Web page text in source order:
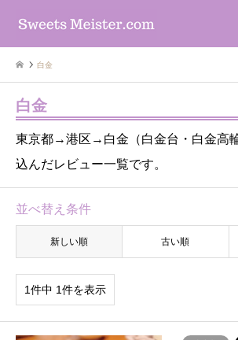
白金
白金
東京都→港区→白金（白金台・白金高
込んだレビュー一覧です。
並べ替え条件
新しい順 古い順
1件中 1件を表示